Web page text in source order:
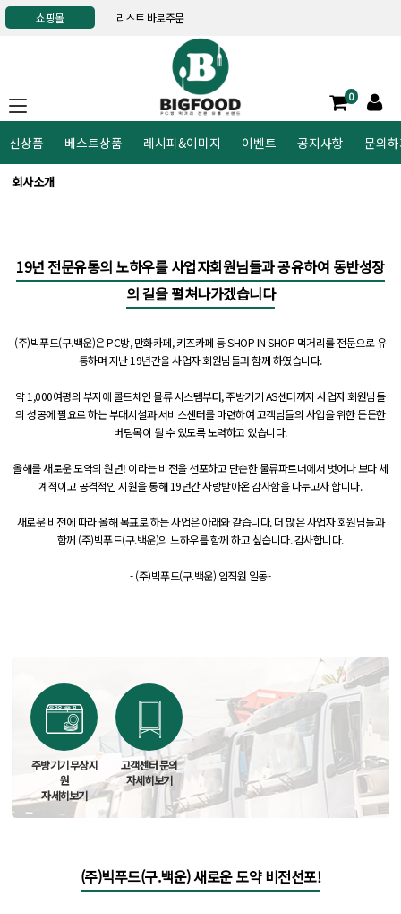
쇼핑몰 리스트 바로주문
0
신상품 베스트상품 레시피&이미지 이벤트 공지사항 문의
회사소개
19년 전문유통의 노하우를 사업자회원님들과 공유하여 동반성장
의 길을 펼쳐나가겠습니다
(주)빅푸드(구.백운)은 PC방, 만화카페, 키즈카페 등 SHOP IN SHOP 먹거리를 전문으로 유
통하며지난 19년간을 사업자 회원님들과 함께 하였습니다.
약 1,000여평의 부지에 콜드체인 물류 시스템부터, 주방기기 AS센터까지 사업자 회원님들
의 성공에 필요로 하는 부대시설과 서비스센터를 마련하여 고객님들의 사업을 위한 든든한
버팀목이 될 수 있도록 노력하고 있습니다.
올해를 새로운 도약의 원년! 이라는 비전을 선포하고 단순한 물류파트너에서 벗어나보다 체
계적이고 공격적인 지원을 통해 19년간 사랑받아온 감사함을 나누고자 합니다.
새로운 비전에 따라 올해 목표로 하는 사업은 아래와 같습니다. 더 많은 사업자 회원님들과
함께 (주)빅푸드(구.백운)의 노하우를 함께 하고 싶습니다. 감사합니다.
- (주)빅푸드(구.백운) 임직원 일동-
주방기기 무상지
원
자세히보기
고객센터 문의
자세히보기
(주)빅푸드(구.백운) 새로운 도약 비전선포!